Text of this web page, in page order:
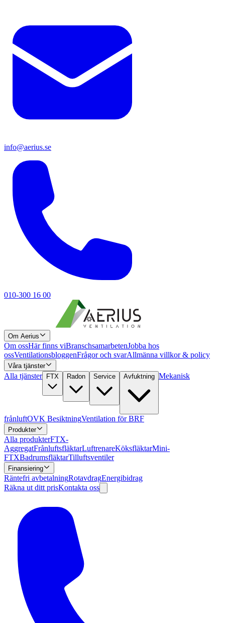
info@aerius.se
010-300 16 00
Om Aerius
Om ossHär finns viBranschsamarbetenJobba hos
ossVentilationsbloggenFrågor och svarAllmänna villkor & policy
Våra tjänster
Alla tjänster FTX Radon Service Avfuktning Mekanisk
frånluftOVK BesiktningVentilation för BRF
Produkter
Alla produkterFTX-
AggregatFrånluftsfläktarLuftrenareKöksfläktarMini-
FTXBadrumsfläktarTilluftsventiler
Finansiering
Räntefri avbetalningRotavdragEnergibidrag
Räkna ut ditt prisKontakta oss